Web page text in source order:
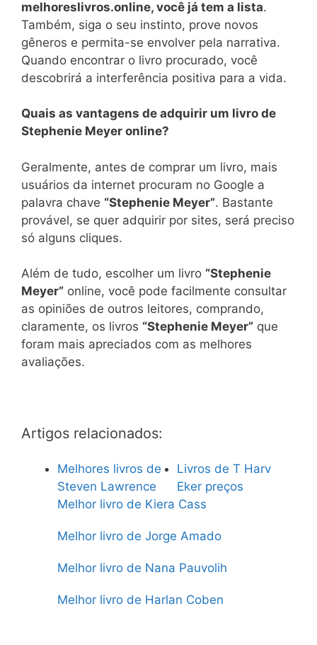
melhoreslivros.online, você já tem a lista.
Também, siga o seu instinto, prove novos
gêneros e permita-se envolver pela narrativa.
Quando encontrar o livro procurado, você
descobrirá a interferência positiva para a vida.
Quais as vantagens de adquirir um livro de
Stephenie Meyer online?
Geralmente, antes de comprar um livro, mais
usuários da internet procuram no Google a
palavra chave “Stephenie Meyer”. Bastante
provável, se quer adquirir por sites, será preciso
só alguns cliques.
Além de tudo, escolher um livro “Stephenie
Meyer” online, você pode facilmente consultar
as opiniões de outros leitores, comprando,
claramente, os livros “Stephenie Meyer” que
foram mais apreciados com as melhores
avaliações.
Artigos relacionados:
Melhores livros de
Steven Lawrence
Livros de T Harv
Eker preços
Melhor livro de Kiera Cass
Melhor livro de Jorge Amado
Melhor livro de Nana Pauvolih
Melhor livro de Harlan Coben